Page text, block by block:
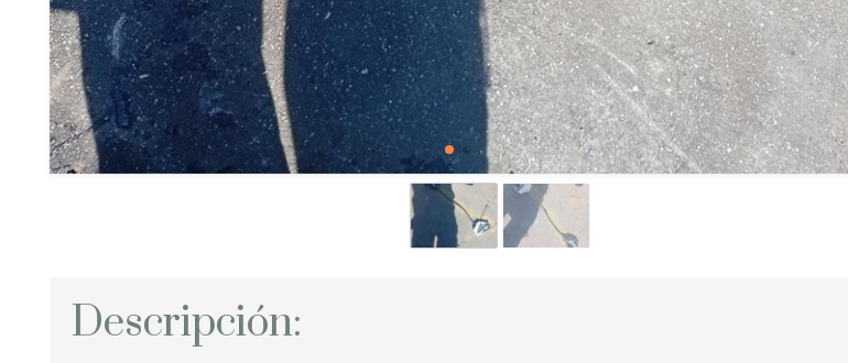
Descripción: